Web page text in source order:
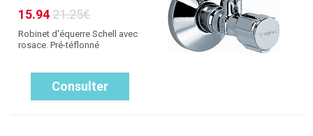
15.9421.25€
Robinet d'équerre Schell avec
rosace. Pré-téflonné
Consulter